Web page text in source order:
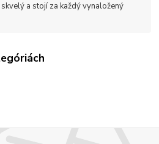
a stojí za každý vynaložený